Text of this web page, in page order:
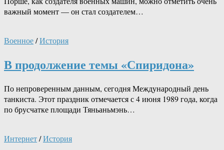
важный момент — он стал создателем…
Военное/История
В продолжение темы «Спиридона»
По непроверенным данным, сегодня Международный день
танкиста. Этот праздник отмечается с 4 июня 1989 года, когда
по брусчатке площади Тяньаньмэнь…
Интернет/История